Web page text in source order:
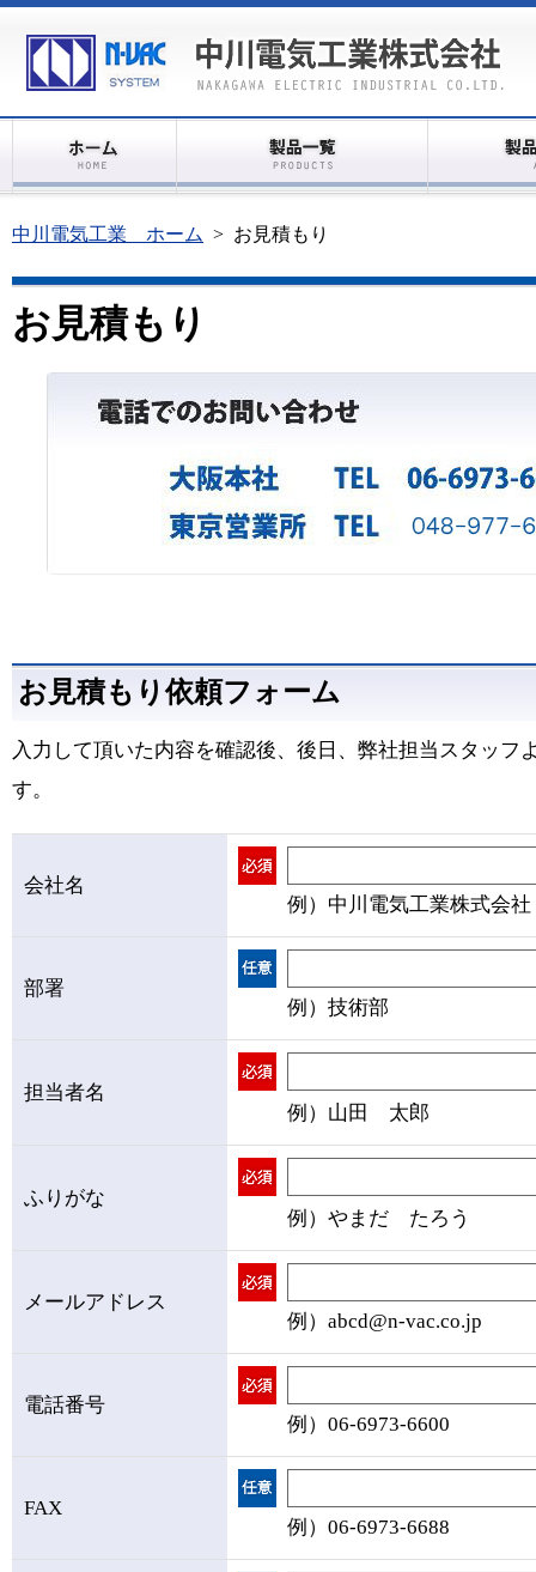
中川電気工業 ホーム > お見積もり
お見積もり
お見積もり依頼フォーム
入力して頂いた内容を確認後、後日、弊社担当スタッフ
す。
会社名
例）中川電気工業株式会社
部署
例）技術部
担当者名
例）山田 太郎
ふりがな
例）やまだ たろう
メールアドレス
例）abcd@n-vac.co.jp
電話番号
例）06-6973-6600
FAX
例）06-6973-6688